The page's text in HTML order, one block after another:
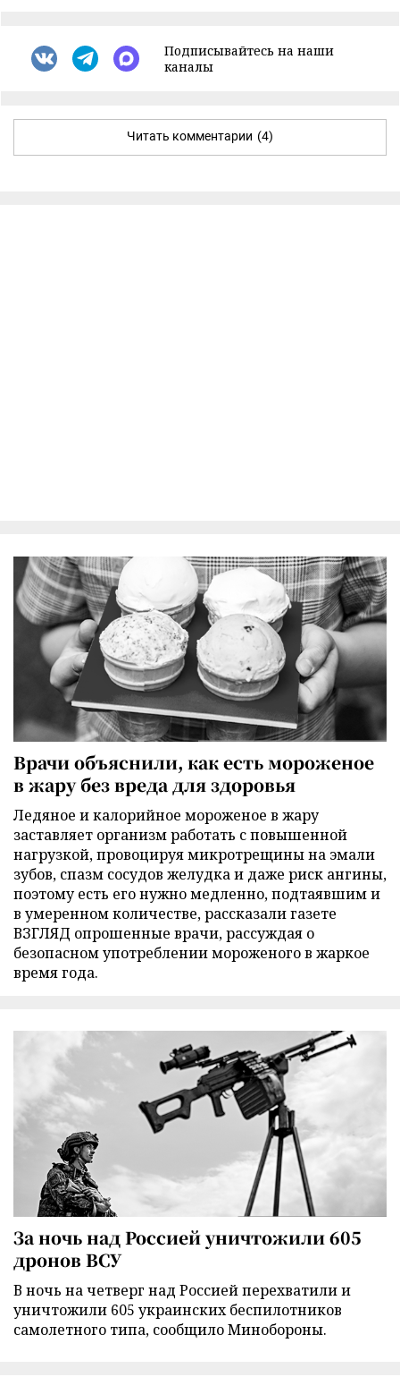
Подписывайтесь на наши
каналы
Читать комментарии (4)
Врачи объяснили, как есть мороженое
в жару без вреда для здоровья
Ледяное и калорийное мороженое в жару
заставляет организм работать с повышенной
нагрузкой, провоцируя микротрещины на эмали
зубов, спазм сосудов желудка и даже риск ангины,
поэтому есть его нужно медленно, подтаявшим и
в умеренном количестве, рассказали газете
ВЗГЛЯД опрошенные врачи, рассуждая о
безопасном употреблении мороженого в жаркое
время года.
За ночь над Россией уничтожили 605
дронов ВСУ
В ночь на четверг над Россией перехватили и
уничтожили 605 украинских беспилотников
самолетного типа, сообщило Минобороны.